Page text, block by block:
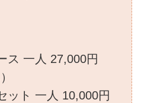
ス 一人 27,000円
ット 一人 10,000円